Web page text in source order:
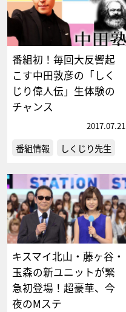
番組初！毎回大反響起
こす中田敦彦の「しく
じり偉人伝」生体験の
チャンス
2017.07.21
番組情報 しくじり先生
キスマイ北山・藤ヶ谷・
玉森の新ユニットが緊
急初登場！超豪華、今
夜のMステ